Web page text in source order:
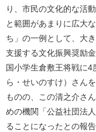
り、市民の文化的な活
と範囲があまりに広大
ち」の一例として、大
支援する文化振興奨励
国小学生倉敷王将戦に
ら・せいのすけ）さん
ものの、この清之介さ
めの機関「公益社団法
ることになったとの報